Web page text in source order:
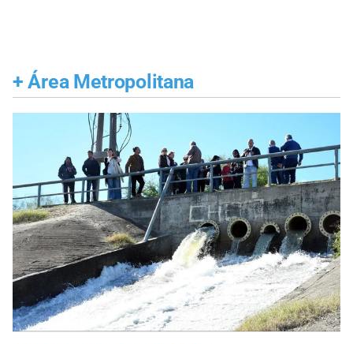
+ Área Metropolitana